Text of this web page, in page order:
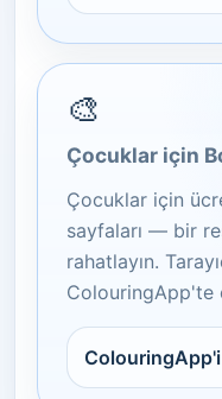
🎨
Çocuklar için
Çocuklar için
sayfaları — bir
rahatlayın.
ColouringApp'te